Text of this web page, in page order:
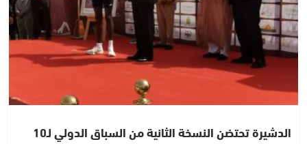
الدشيرة تحتضن النسخة الثانية من السباق الدولي لـ10